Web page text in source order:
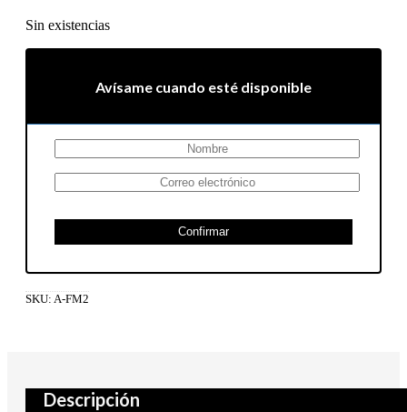
Sin existencias
Avísame cuando esté disponible
Confirmar
SKU: A-FM2
Descripción